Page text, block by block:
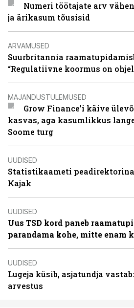
Numeri töötajate arv
ja ärikasum tõusisid
ARVAMUSED
Suurbritannia
“Regulatiivne koormus on
MAJANDUSTULEMUSED
Grow Finance’i käive
kasvas, aga kasumlikkus
Soome turg
UUDISED
Statistikaameti
Kajak
UUDISED
Uus TSD kord paneb
parandama kohe, mitte enam
UUDISED
Lugeja küsib, asjatundja
arvestus